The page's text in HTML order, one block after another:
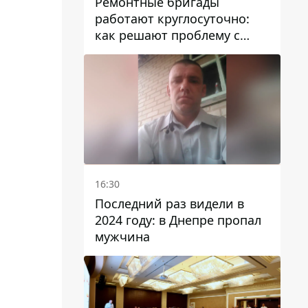
работают круглосуточно:
как решают проблему с
водой в Марганецкой
громаде
16:30
Последний раз видели в
2024 году: в Днепре пропал
мужчина